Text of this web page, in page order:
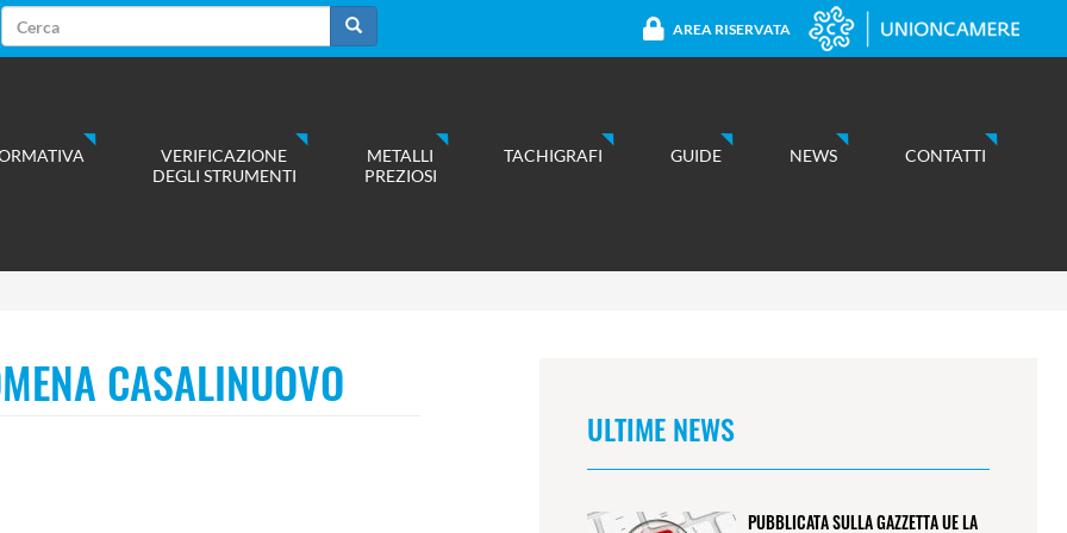
Form
di
Cerca
AREA RISERVATA
VERIFICAZIONE
DEGLI STRUMENTI
METALLI
PREZIOSI
TACHIGRAFI GUIDE NEWS CONTATTI
CASALINUOVO
ULTIME NEWS
PUBBLICATA SULLA GAZZETTA UE LA